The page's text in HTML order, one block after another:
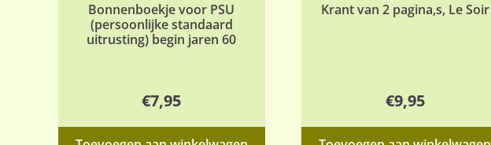
Bonnenboekje voor PSU
(persoonlijke standaard
uitrusting) begin jaren 60
€7,95
Krant van 2 pagina,s, Le Soir
€9,95